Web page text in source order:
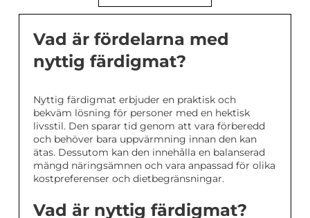
Vad är fördelarna med
nyttig färdigmat?
Nyttig färdigmat erbjuder en praktisk och
bekväm lösning för personer med en hektisk
livsstil. Den sparar tid genom att vara förberedd
och behöver bara uppvärmning innan den kan
ätas. Dessutom kan den innehålla en balanserad
mängd näringsämnen och vara anpassad för olika
kostpreferenser och dietbegränsningar.
Vad är nyttig färdigmat?